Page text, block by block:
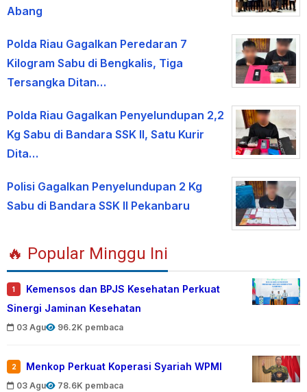
Abang
Polda Riau Gagalkan Peredaran 7
Kilogram Sabu di Bengkalis, Tiga
Tersangka Ditan…
Polda Riau Gagalkan Penyelundupan 2,2
Kg Sabu di Bandara SSK II, Satu Kurir
Dita…
Polisi Gagalkan Penyelundupan 2 Kg
Sabu di Bandara SSK II Pekanbaru
🔥 Popular Minggu Ini
1
Kemensos dan BPJS Kesehatan Perkuat
Sinergi Jaminan Kesehatan
03 Agu 96.2K pembaca
2 Menkop Perkuat Koperasi Syariah WPMI
03 Agu 78.6K pembaca